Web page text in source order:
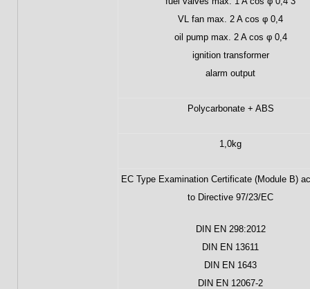
VL fan max. 2 A cos φ 0,4
oil pump max. 2 A cos φ 0,4
ignition transformer
alarm output
Polycarbonate + ABS
1,0kg
EC Type Examination Certificate (Module B)
to Directive 97/23/EC
DIN EN 298:2012
DIN EN 13611
DIN EN 1643
DIN EN 12067-2